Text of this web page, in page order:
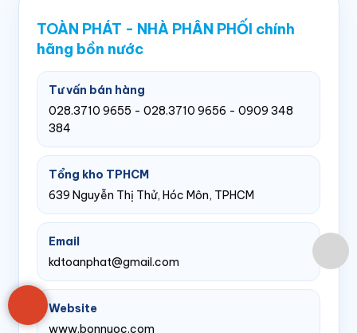
TOÀN PHÁT - NHÀ PHÂN PHỐI chính
hãng bồn nước
Tư vấn bán hàng
028.3710 9655 - 028.3710 9656 - 0909 348
384
Tổng kho TPHCM
639 Nguyễn Thị Thử, Hóc Môn, TPHCM
Email
kdtoanphat@gmail.com
Website
www.bonnuoc.com